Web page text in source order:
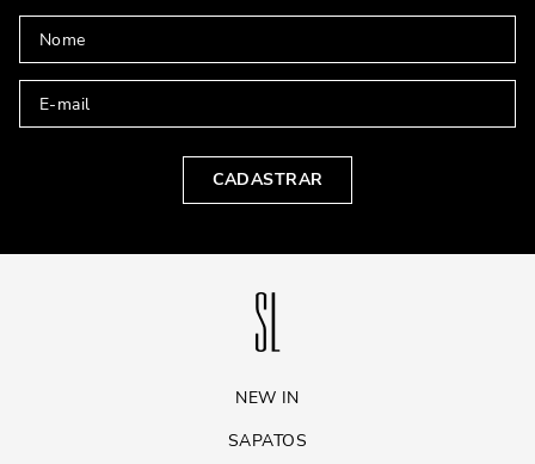
CADASTRAR
NEW IN
SAPATOS